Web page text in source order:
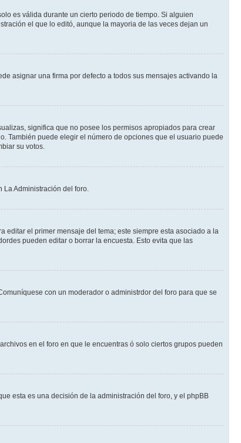
es válida durante un cierto periodo de tiempo. Si alguien
el que lo editó, aunque la mayoria de las veces dejan un
asignar una firma por defecto a todos sus mensajes activando la
significa que no posee los permisos apropiados para crear
También puede elegir el número de opciones que el usuario puede
su votos.
La Administración del foro.
editar el primer mensaje del tema; este siempre esta asociado a la
pueden editar o borrar la encuesta. Esto evita que las
con un moderador o administrdor del foro para que se
en el foro en que le encuentras ó solo ciertos grupos pueden
esta es una decisión de la administración del foro, y el phpBB